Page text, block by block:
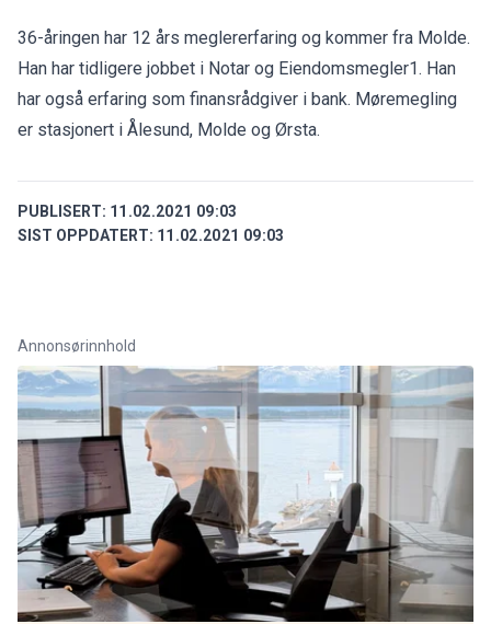
36-åringen har 12 års meglererfaring og kommer fra Molde.
Han har tidligere jobbet i Notar og Eiendomsmegler1. Han
har også erfaring som finansrådgiver i bank. Møremegling
er stasjonert i Ålesund, Molde og Ørsta.
PUBLISERT: 11.02.2021 09:03
SIST OPPDATERT: 11.02.2021 09:03
Annonsørinnhold